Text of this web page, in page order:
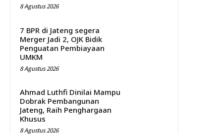
8 Agustus 2026
7 BPR di Jateng segera
Merger Jadi 2, OJK Bidik
Penguatan Pembiayaan
UMKM
8 Agustus 2026
Ahmad Luthfi Dinilai Mampu
Dobrak Pembangunan
Jateng, Raih Penghargaan
Khusus
8 Agustus 2026